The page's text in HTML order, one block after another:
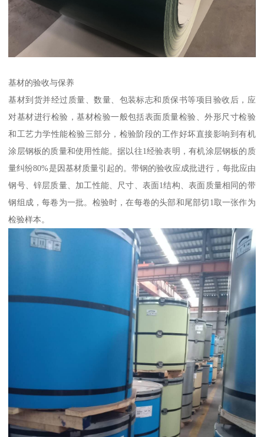
基材的验收与保养
基材到货并经过质量、数量、包装标志和质保书等项目验收后，应
对基材进行检验，基材检验一般包括表面质量检验、外形尺寸检验
和工艺力学性能检验三部分，检验阶段的工作好坏直接影响到有机
涂层钢板的质量和使用性能。据以往1经验表明，有机涂层钢板的质
量纠纷80%是因基材质量引起的。带钢的验收应成批进行，每批应由
钢号、锌层质量、加工性能、尺寸、表面1结构、表面质量相同的带
钢组成，每卷为一批。检验时，在每卷的头部和尾部切1取一张作为
检验样本。